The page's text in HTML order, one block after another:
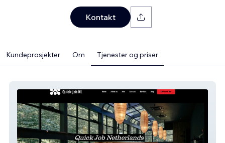
Kontakt
Kundeprosjekter Om Tjenester og priser